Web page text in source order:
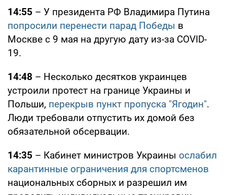
14:55 – У президента РФ Владимира Путина
попросили перенести парад Победы в
Москве с 9 мая на другую дату из-за COVID-
19.
14:48 – Несколько десятков украинцев
устроили протест на границе Украины и
Польши, перекрыв пункт пропуска "Ягодин".
Люди требовали отпустить их домой без
обязательной обсервации.
14:35 – Кабинет министров Украины ослабил
карантинные ограничения для спортсменов
национальных сборных и разрешил им